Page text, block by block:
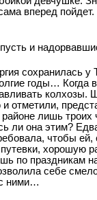
вперед
и
сохранилась у
годы… Когда
колхозы.
отметили,
лишь троих
ли она этим?
чтобы ей,
хорошую
по праздникам
себе
ними…